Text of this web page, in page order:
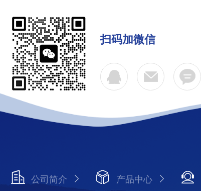
扫码加微信
公司简介 产品中心